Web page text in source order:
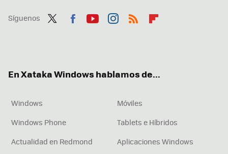
Síguenos
En Xataka Windows hablamos de...
Windows
Móviles
Windows Phone
Tablets e Híbridos
Actualidad en Redmond
Aplicaciones Windows